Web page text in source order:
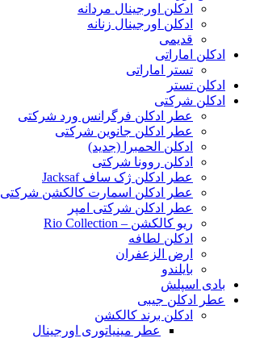
ادکلن اورجینال مردانه
ادکلن اورجینال زنانه
قدیمی
ادکلن اماراتی
تستر اماراتی
ادکلن تستر
ادکلن شرکتی
عطر ادکلن فرگرانس ورد شرکتی
عطر ادکلن جانوین شرکتی
ادکلن الحمبرا (جدید)
ادکلن روونا شرکتی
عطر ادکلن ژک‌ ساف Jacksaf
عطر ادکلن اسمارت کالکشن شرکتی
عطر ادکلن شرکتی امپر
ریو کالکشن – Rio Collection
ادکلن لطافه
ارض الزعفران
بایلندو
بادی اسپلش
عطر ادکلن جیبی
ادکلن برند کالکشن
عطر مینیاتوری اورجینال